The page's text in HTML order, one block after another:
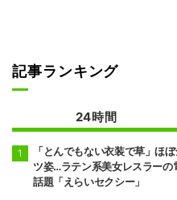
記事ランキング
24時間
「とんでもない衣装で草」ほ
ツ姿…ラテン系美女レスラーの
話題「えらいセクシー」